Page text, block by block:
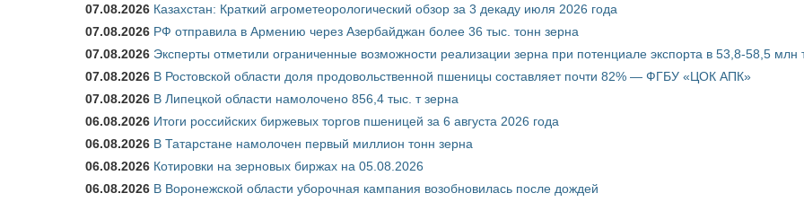
07.08.2026 Казахстан: Краткий агрометеорологический обзор за 3 декаду июля 2026 года
07.08.2026 РФ отправила в Армению через Азербайджан более 36 тыс. тонн зерна
07.08.2026 Эксперты отметили ограниченные возможности реализации зерна при потенциале экспорта в 53,8-58,5 млн
07.08.2026 В Ростовской области доля продовольственной пшеницы составляет почти 82% — ФГБУ «ЦОК АПК»
07.08.2026 В Липецкой области намолочено 856,4 тыс. т зерна
06.08.2026 Итоги российских биржевых торгов пшеницей за 6 августа 2026 года
06.08.2026 В Татарстане намолочен первый миллион тонн зерна
06.08.2026 Котировки на зерновых биржах на 05.08.2026
06.08.2026 В Воронежской области уборочная кампания возобновилась после дождей